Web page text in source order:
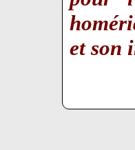
et son